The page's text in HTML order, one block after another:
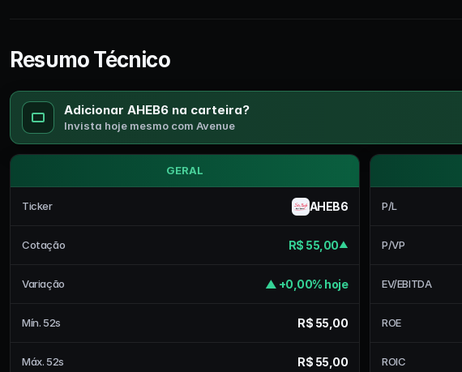
Resumo Técnico
Adicionar AHEB6 na carteira?
Invista hoje mesmo com Avenue
GERAL
Ticker AHEB6
Cotação R$ 55,00▲
Variação ▲ +0,00% hoje
Mín. 52s R$ 55,00
Máx. 52s R$ 55,00
P/L
P/VP
EV/EBITDA
ROE
ROIC